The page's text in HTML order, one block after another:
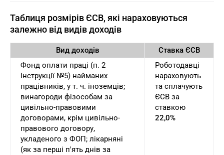
Таблиця розмірів ЄСВ, які нараховуються
залежно від видів доходів
Вид доходів
Ставка ЄСВ
Фонд оплати праці (п. 2
Інструкції №5) найманих
працівників, у т. ч. іноземців;
винагороди фізособам за
цивільно-правовими
договорами, крім цивільно-
правового договору,
укладеного з ФОП; лікарняні
(як за перші п'ять днів за
Роботодавці
нараховують
та сплачують
ЄСВ за
ставкою
22,0%